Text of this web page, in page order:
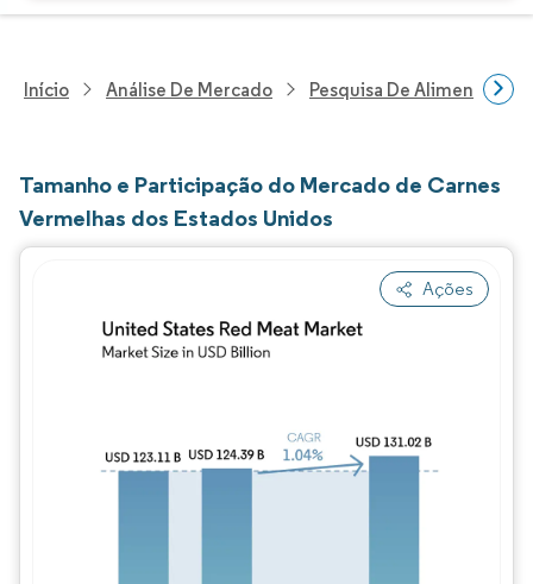
Início Análise De Mercado Pesquisa De Alimentos E
Tamanho e Participação do Mercado de Carnes
Vermelhas dos Estados Unidos
Ações